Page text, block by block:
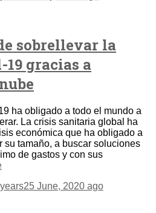
sobrellevar la
gracias a
ha obligado a todo el mundo a
La crisis sanitaria global ha
económica que ha obligado a
su tamaño, a buscar soluciones
de gastos y con sus
25 June, 2020 ago